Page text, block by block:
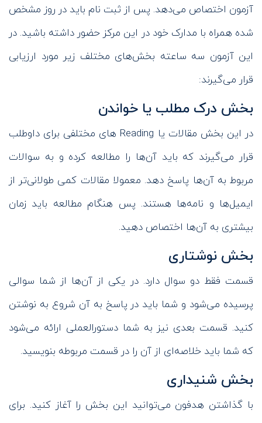
آزمون اختصاص می‌دهد. پس از ثبت‌ نام باید در روز مشخص
شده همراه با مدارک خود در این مرکز حضور داشته باشید. در
این آزمون سه ساعته بخش‌های مختلف زیر مورد ارزیابی
قرار می‌گیرند:
بخش درک مطلب یا خواندن
در این بخش مقالات یا Reading های مختلفی برای داوطلب
قرار می‌گیرند که باید آن‌ها را مطالعه کرده و به سوالات
مربوط به آن‌ها پاسخ دهد. معمولا مقالات کمی طولانی‌تر از
ایمیل‌ها و نامه‌ها هستند. پس هنگام مطالعه باید زمان
بیشتری به آن‌ها اختصاص دهید.
بخش نوشتاری
قسمت فقط دو سوال دارد. در یکی از آن‌ها از شما سوالی
پرسیده می‌شود و شما باید در پاسخ به آن شروع به نوشتن
کنید. قسمت بعدی نیز به شما دستورالعملی ارائه می‌شود
که شما باید خلاصه‌ای از آن را در قسمت مربوطه بنویسید.
بخش شنیداری
با گذاشتن هدفون می‌توانید این بخش را آغاز کنید. برای